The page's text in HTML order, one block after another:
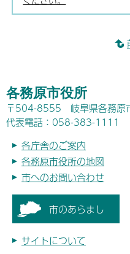
各務原市役所
〒504-8555 岐阜県各務原
代表電話：058-383-1111
各庁舎のご案内
各務原市役所の地図
市へのお問い合わせ
市のあらまし
サイトについて